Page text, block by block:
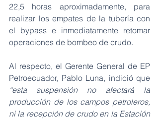
22,5 horas aproximadamente, para
realizar los empates de la tubería con
el bypass e inmediatamente retomar
operaciones de bombeo de crudo.
Al respecto, el Gerente General de EP
“esta suspensión no afectará la
producción de los campos petroleros,
ni la recepción de crudo en la Estación